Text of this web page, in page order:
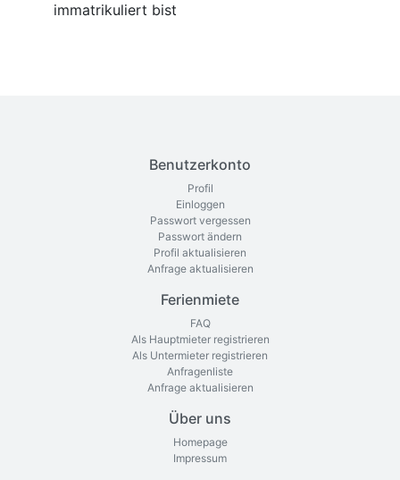
immatrikuliert bist
Benutzerkonto
Profil
Einloggen
Passwort vergessen
Passwort ändern
Profil aktualisieren
Anfrage aktualisieren
Ferienmiete
FAQ
Als Hauptmieter registrieren
Als Untermieter registrieren
Anfragenliste
Anfrage aktualisieren
Über uns
Homepage
Impressum